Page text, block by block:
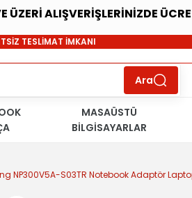
ALIŞVERİŞLERİNİZDE
TESLİMAT İMKANI
TESLİMAT İMKANI
İADE HAKKI
ÜRÜNLER
Ara
MASAÜSTÜ
BİLGİSAYARLAR
NP300V5A-S03TR Notebook Adaptör